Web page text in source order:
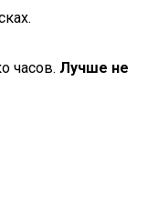
часов. Лучше не